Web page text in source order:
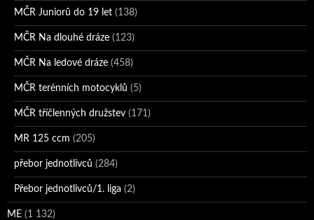
MČR Juniorů do 19 let (138)
MČR Na dlouhé dráze (123)
MČR Na ledové dráze (458)
MČR terénních motocyklů (5)
MČR tříčlenných družstev (171)
MR 125 ccm (205)
přebor jednotlivců (284)
Přebor jednotlivců/1. liga (2)
ME (1 132)